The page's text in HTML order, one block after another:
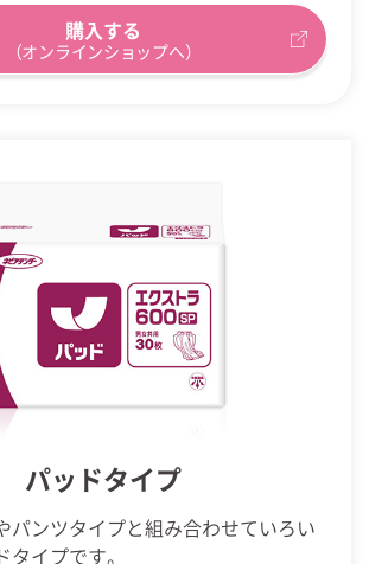
購入する
（オンラインショップへ）
パッドタイプ
パンツタイプと組み合わせていろい
イプです。